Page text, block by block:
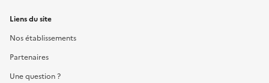
Liens du site
Nos établissements
Partenaires
Une question ?